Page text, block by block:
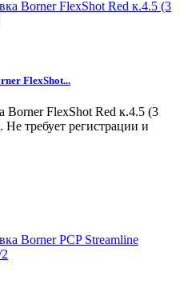
FlexShot...
Borner FlexShot Red к.4.5 (3
требует регистрации и